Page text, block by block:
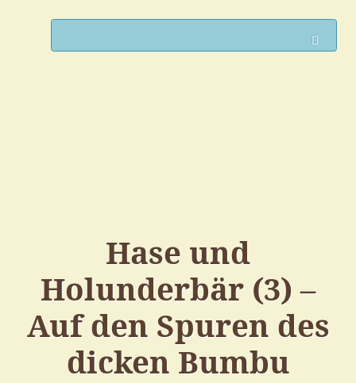
Hase und
Holunderbär (3) –
Auf den Spuren des
dicken Bumbu